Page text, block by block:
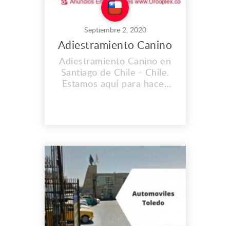
Septiembre 2, 2020
Adiestramiento Canino
Adiestramiento Canino en
Santiago de Chile - Chile.
Estamos aquí para hacer
comportamiento y sus
motivaciones. Dirección:
Santiago de Chile, Chile.
Teléfono: (+56) 989475295
Correo: v...